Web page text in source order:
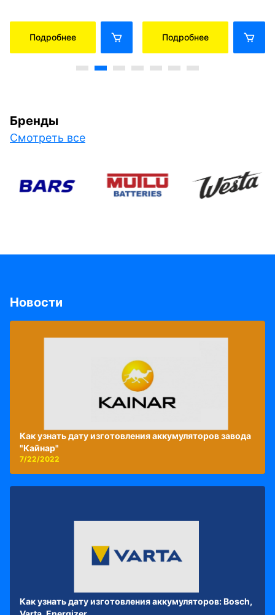
Подробнее Подробнее
Бренды
Смотреть все
Новости
Как узнать дату изготовления аккумуляторов завода
"Кайнар"
7/22/2022
Как узнать дату изготовления аккумуляторов: Bosch,